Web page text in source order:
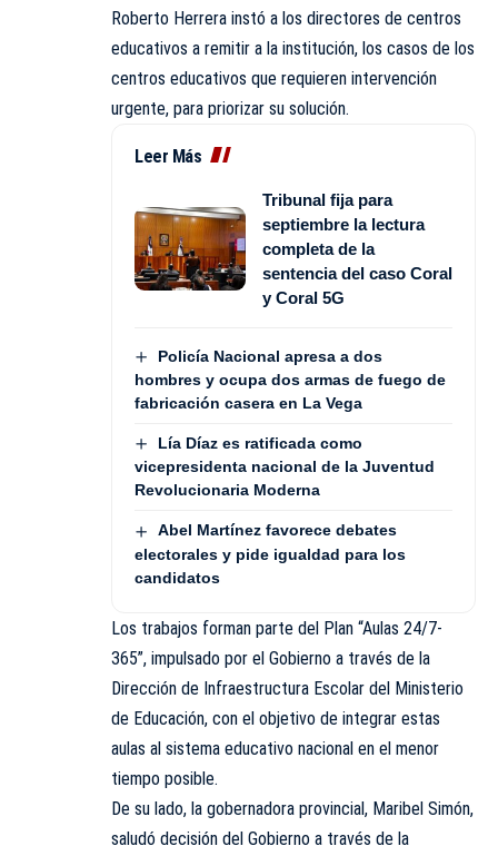
Roberto Herrera instó a los directores de centros
educativos a remitir a la institución, los casos de los
centros educativos que requieren intervención
urgente, para priorizar su solución.
Leer Más
Tribunal fija para
septiembre la lectura
completa de la
sentencia del caso Coral
y Coral 5G
Policía Nacional apresa a dos
hombres y ocupa dos armas de fuego de
fabricación casera en La Vega
Lía Díaz es ratificada como
vicepresidenta nacional de la Juventud
Revolucionaria Moderna
Abel Martínez favorece debates
electorales y pide igualdad para los
candidatos
Los trabajos forman parte del Plan “Aulas 24/7-
365”, impulsado por el Gobierno a través de la
Dirección de Infraestructura Escolar del Ministerio
de Educación, con el objetivo de integrar estas
aulas al sistema educativo nacional en el menor
tiempo posible.
De su lado, la gobernadora provincial, Maribel Simón,
saludó decisión del Gobierno a través de la